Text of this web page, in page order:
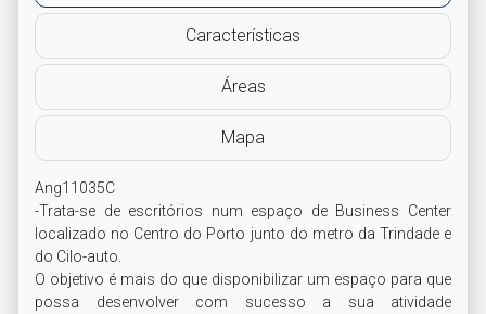
Características
Áreas
Mapa
Ang11035C
-Trata-se de escritórios num espaço de Business Center
localizado no Centro do Porto junto do metro da Trindade e
do Cilo-auto.
O objetivo é mais do que disponibilizar um espaço para que
possa desenvolver com sucesso a sua atividade